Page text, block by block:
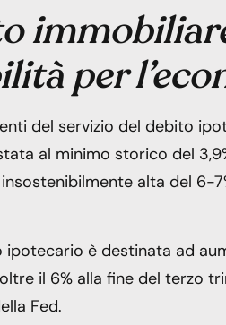
per
del servizio del debito
al minimo storico del
alta del 6-
è destinata ad
il 6% alla fine del terzo
Fed.